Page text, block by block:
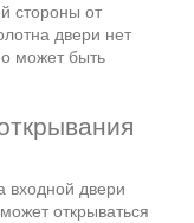
стороны от
двери нет
может быть
входной двери
открываться